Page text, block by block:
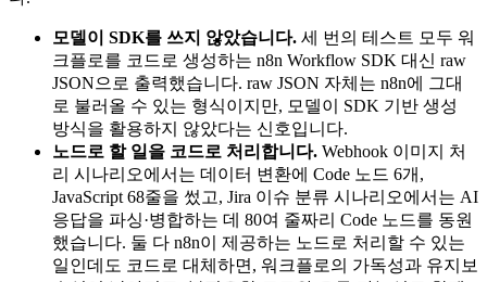
모델이 SDK를 쓰지 않았습니다. 세 번의 테스트 모두 워
크플로를 코드로 생성하는 n8n Workflow SDK 대신 raw
JSON으로 출력했습니다. raw JSON 자체는 n8n에 그대
로 불러올 수 있는 형식이지만, 모델이 SDK 기반 생성
방식을 활용하지 않았다는 신호입니다.
노드로 할 일을 코드로 처리합니다. Webhook 이미지 처
리 시나리오에서는 데이터 변환에 Code 노드 6개,
JavaScript 68줄을 썼고, Jira 이슈 분류 시나리오에서는 AI
응답을 파싱·병합하는 데 80여 줄짜리 Code 노드를 동원
했습니다. 둘 다 n8n이 제공하는 노드로 처리할 수 있는
일인데도 코드로 대체하면, 워크플로의 가독성과 유지보